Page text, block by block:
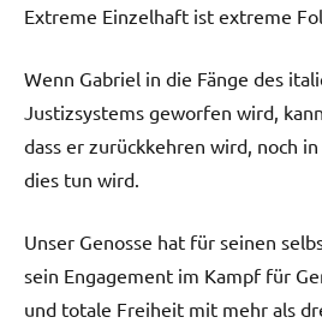
Extreme Einzelhaft ist extreme
Wenn Gabriel in die Fänge des
Justizsystems geworfen wird,
dass er zurückkehren wird, noch
dies tun wird.
Unser Genosse hat für seinen
sein Engagement im Kampf für
und totale Freiheit mit mehr als